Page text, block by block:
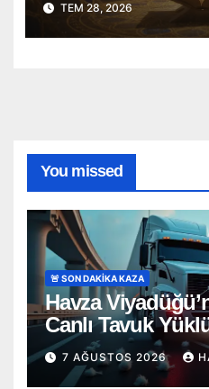
TEM 28, 2026
You missed
🚨 SON DAKİKA KAZA
Havza
Canlı Tavuk
Ok Gibi Saplandı!
7 AĞUSTOS 2026